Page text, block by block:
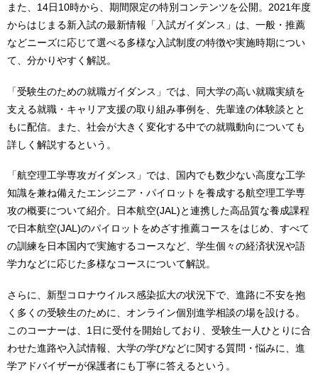
また、14日10時から、期間限定の特別コンテンツを公開。2021年度
からはじまる新入試の最新情報「入試ガイダンス」は、一般・推薦
などニーズに応じて選べる多様な入試制度の特徴や実施時期につい
て、分かりやすく解説。
「受験生のための就職ガイダンス」では、同大学の高い就職実績を
支える就職・キャリア支援の取り組み事例を、先輩達の体験談とと
もに配信。また、社会が大きく変化する中での就職動向についても
詳しく解説するという。
「航空理工学専攻ガイダンス」では、国内でも数少ない高度な工学
知識を兼ね備えたエンジニア・パイロットを養成する航空理工学専
攻の概要について紹介。日本航空(JAL)と連携した高品質な養成課程
で日本航空(JAL)のパイロットをめざす推薦コースをはじめ、すべて
の訓練を日本国内で実施するコースなど、学生個々の経済状況や語
学力などに応じた多様なコースについて解説。
さらに、新型コロナウイルス感染拡大の状況下で、進路に不安を抱
く多くの受験生のために、オンライン個別進学相談の場を設ける。
このコーナーは、1日に受付を開始しており、受験生一人ひとりに合
わせた進路や入試情報、大学の学びなどに関する質問・悩みに、進
学アドバイザーが保護者にも丁寧に答えるという。